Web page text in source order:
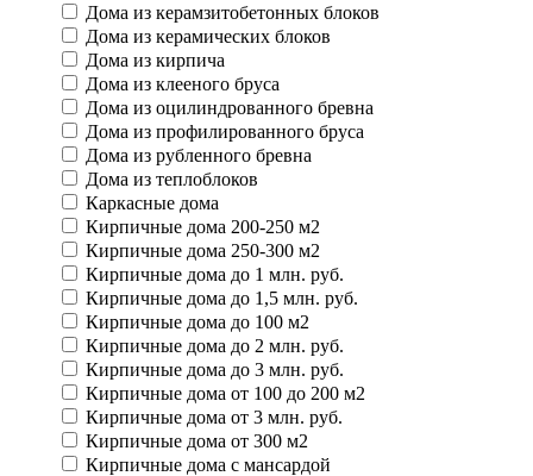
Дома из керамзитобетонных блоков
Дома из керамических блоков
Дома из кирпича
Дома из клееного бруса
Дома из оцилиндрованного бревна
Дома из профилированного бруса
Дома из рубленного бревна
Дома из теплоблоков
Каркасные дома
Кирпичные дома 200-250 м2
Кирпичные дома 250-300 м2
Кирпичные дома до 1 млн. руб.
Кирпичные дома до 1,5 млн. руб.
Кирпичные дома до 100 м2
Кирпичные дома до 2 млн. руб.
Кирпичные дома до 3 млн. руб.
Кирпичные дома от 100 до 200 м2
Кирпичные дома от 3 млн. руб.
Кирпичные дома от 300 м2
Кирпичные дома с мансардой